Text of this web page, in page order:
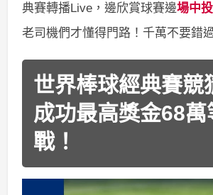
典賽轉播Live，邊欣賞球賽邊場中
老司機們才懂得門路！千萬不要錯過
世界棒球經典賽競
成功最高獎金68萬
戰！